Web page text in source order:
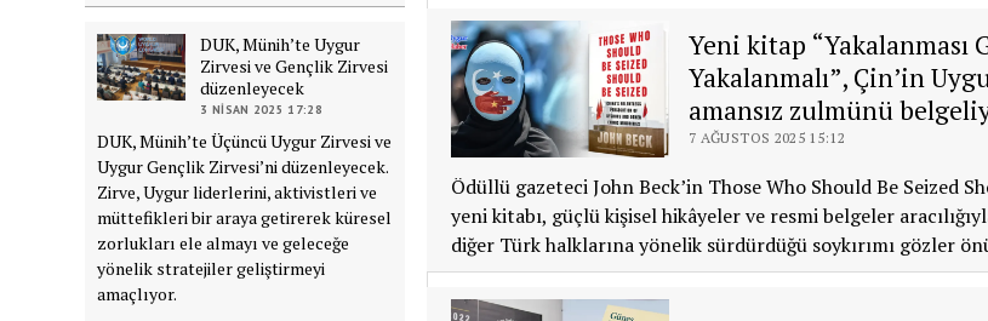
DUK, Münih’te Uygur
Zirvesi ve Gençlik Zirvesi
düzenleyecek
3 NISAN 2025 17:28
DUK, Münih’te Üçüncü Uygur Zirvesi ve
Uygur Gençlik Zirvesi’ni düzenleyecek.
Zirve, Uygur liderlerini, aktivistleri ve
müttefikleri bir araya getirerek küresel
zorlukları ele almayı ve geleceğe
yönelik stratejiler geliştirmeyi
amaçlıyor.
Yeni kitap “Yakalanması
Yakalanmalı”, Çin’in
amansız zulmünü
7 AĞUSTOS 2025 15:12
Ödüllü gazeteci John Beck’in Those Who Should Be Seized
yeni kitabı, güçlü kişisel hikâyeler ve resmi belgeler
diğer Türk halklarına yönelik sürdürdüğü soykırımı gözler